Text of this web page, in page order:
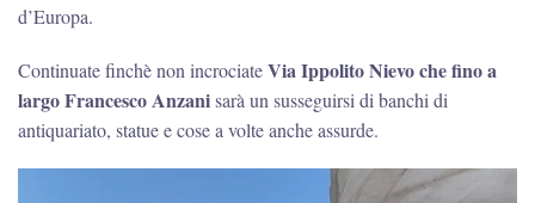
d’Europa.
Continuate finchè non incrociateVia Ippolito Nievo che fino a
largo Francesco Anzanisarà un susseguirsi di banchi di
antiquariato, statue e cose a volte anche assurde.